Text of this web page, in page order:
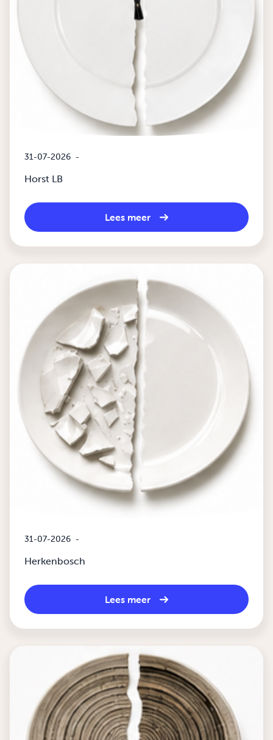
31-07-2026 -
Horst LB
Lees meer
31-07-2026 -
Herkenbosch
Lees meer